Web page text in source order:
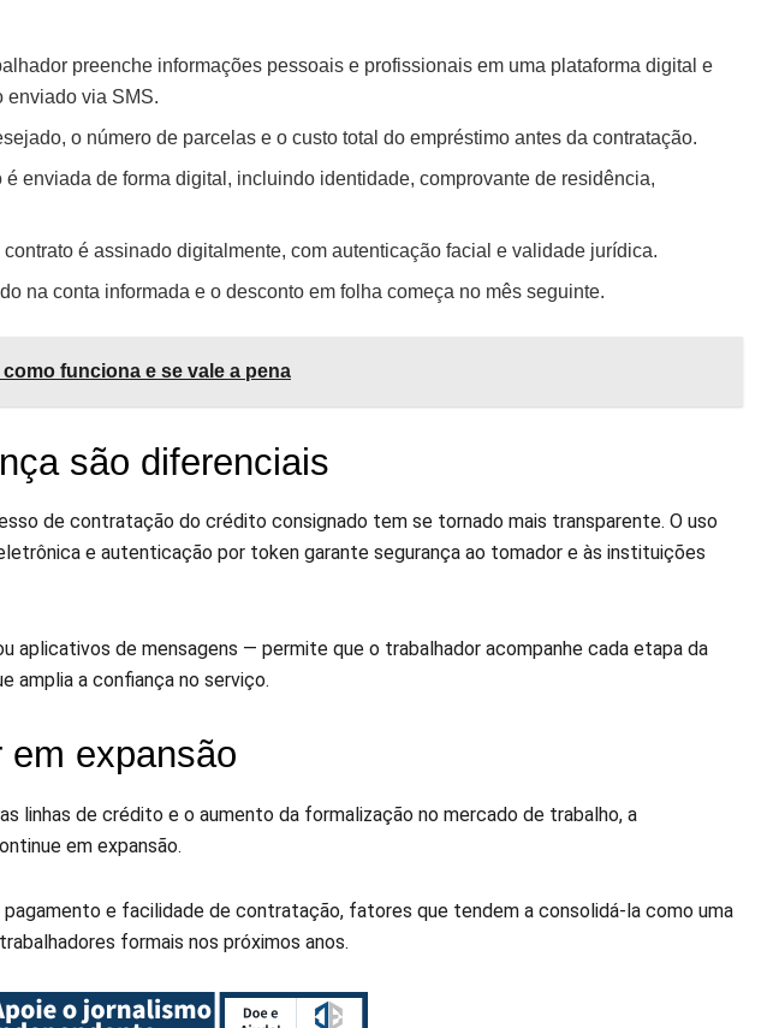
preenche informações pessoais e profissionais em uma plataforma digital e
enviado via SMS.
o número de parcelas e o custo total do empréstimo antes da contratação.
é enviada de forma digital, incluindo identidade, comprovante de residência,
é assinado digitalmente, com autenticação facial e validade jurídica.
na conta informada e o desconto em folha começa no mês seguinte.
funciona e se vale a pena
são diferenciais
de contratação do crédito consignado tem se tornado mais transparente. O uso
e autenticação por token garante segurança ao tomador e às instituições
aplicativos de mensagens — permite que o trabalhador acompanhe cada etapa da
amplia a confiança no serviço.
em expansão
linhas de crédito e o aumento da formalização no mercado de trabalho, a
em expansão.
pagamento e facilidade de contratação, fatores que tendem a consolidá-la como uma
formais nos próximos anos.